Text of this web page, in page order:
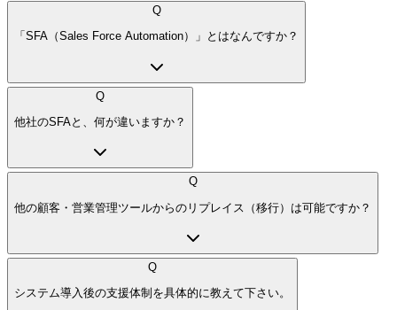
Q
「SFA（Sales Force Automation）」とはなんですか？
Q
他社のSFAと、何が違いますか？
Q
他の顧客・営業管理ツールからのリプレイス（移行）は可能ですか？
Q
システム導入後の支援体制を具体的に教えて下さい。